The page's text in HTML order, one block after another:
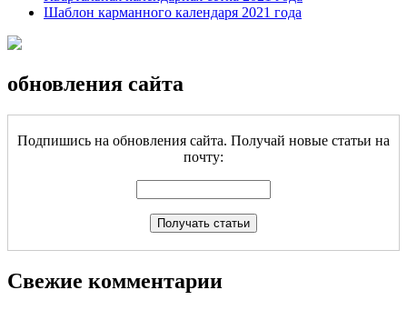
Шаблон карманного календаря 2021 года
обновления сайта
Подпишись на обновления сайта. Получай новые статьи на
почту:
Свежие комментарии